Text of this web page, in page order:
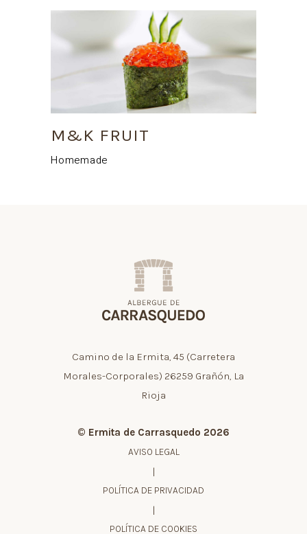
M&K FRUIT
Homemade
Camino de la Ermita, 45 (Carretera
Morales-Corporales) 26259 Grañón, La
Rioja
© Ermita de Carrasquedo 2026
AVISO LEGAL
|
POLÍTICA DE PRIVACIDAD
|
POLÍTICA DE COOKIES